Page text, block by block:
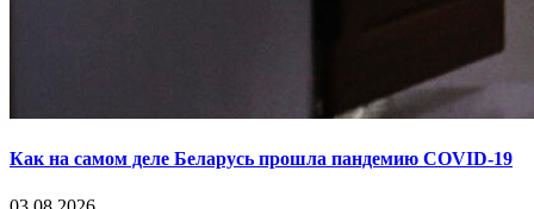
Как на самом деле Беларусь прошла пандемию COVID-19